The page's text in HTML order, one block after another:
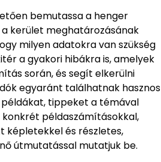
bemutassa a henger
kerület meghatározásának
milyen adatokra van szükség
a gyakori hibákra is, amelyek
során, és segít elkerülni
egyaránt találhatnak hasznos
tippeket a témával
példaszámításokkal,
képletekkel és részletes,
útmutatással mutatjuk be.